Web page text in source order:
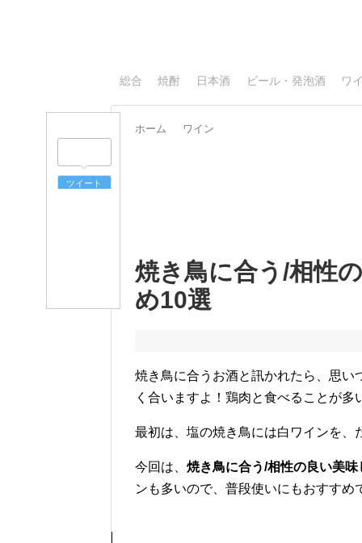
総合 焼酎 日本酒 ビール・発泡酒 ワ
ホーム ワイン
ツイート
焼き鳥に合う/相性
め10選
焼き鳥に合うお酒と訊かれたら、思
く合いますよ！鶏肉と食べることが多
最初は、塩の焼き鳥には白ワインを、
今回は、 焼き鳥に合う/相性の良い美
ンも多いので、普段使いにもおすすめ